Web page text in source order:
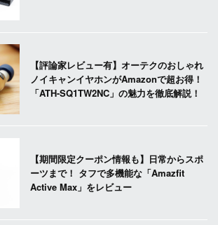
【評論家レビュー有】オーテクのおしゃれ
ノイキャンイヤホンがAmazonで超お得！
「ATH-SQ1TW2NC」の魅力を徹底解説！
【期間限定クーポン情報も】日常からスポ
ーツまで！ タフで多機能な「Amazfit
Active Max」をレビュー